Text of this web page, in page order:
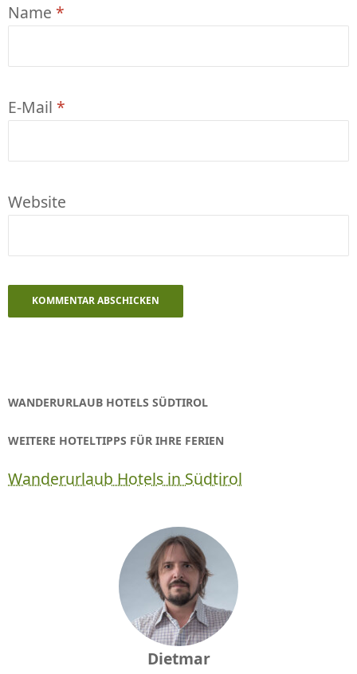
Name *
E-Mail *
Website
WANDERURLAUB HOTELS SÜDTIROL
WEITERE HOTELTIPPS FÜR IHRE FERIEN
Wanderurlaub Hotels in Südtirol
Dietmar